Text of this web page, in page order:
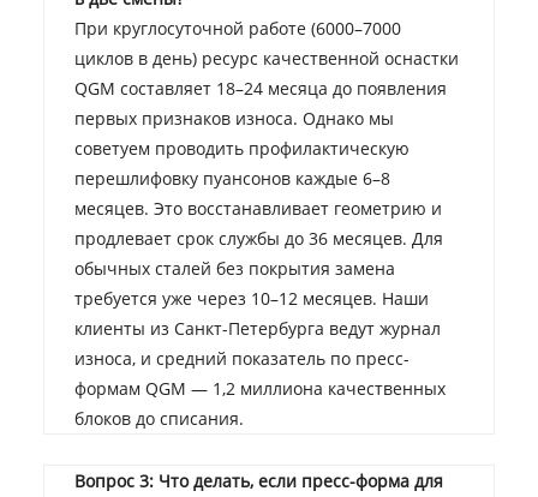
При круглосуточной работе (6000–7000
циклов в день) ресурс качественной оснастки
QGM составляет 18–24 месяца до появления
первых признаков износа. Однако мы
советуем проводить профилактическую
перешлифовку пуансонов каждые 6–8
месяцев. Это восстанавливает геометрию и
продлевает срок службы до 36 месяцев. Для
обычных сталей без покрытия замена
требуется уже через 10–12 месяцев. Наши
клиенты из Санкт-Петербурга ведут журнал
износа, и средний показатель по пресс-
формам QGM — 1,2 миллиона качественных
блоков до списания.
Вопрос 3: Что делать, если пресс-форма для